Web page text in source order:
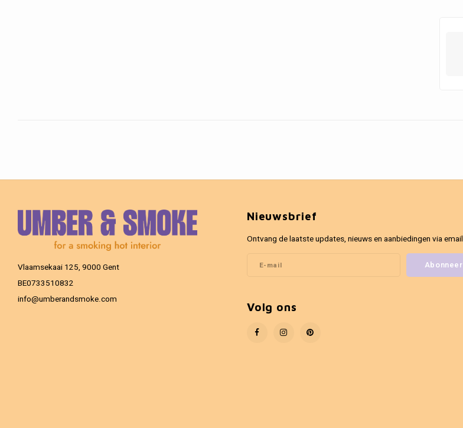
Vlaamsekaai 125, 9000 Gent
BE0733510832
info@umberandsmoke.com
Nieuwsbrief
Ontvang de laatste updates, nieuws en aanbiedingen via email
Abonneer
Volg ons